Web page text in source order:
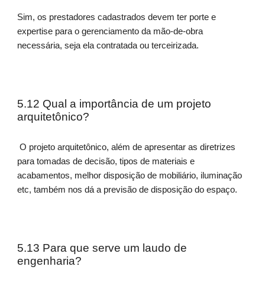
Sim, os prestadores cadastrados devem ter porte e
expertise para o gerenciamento da mão-de-obra
necessária, seja ela contratada ou terceirizada.
5.12 Qual a importância de um projeto
arquitetônico?
O projeto arquitetônico, além de apresentar as diretrizes
para tomadas de decisão, tipos de materiais e
acabamentos, melhor disposição de mobiliário, iluminação
etc, também nos dá a previsão de disposição do espaço.
5.13 Para que serve um laudo de
engenharia?